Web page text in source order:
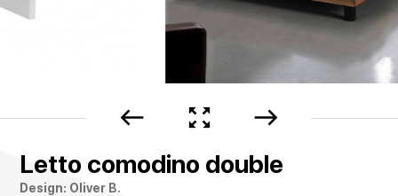
west zoom_out_map east
Letto comodino double
Design: Oliver B.